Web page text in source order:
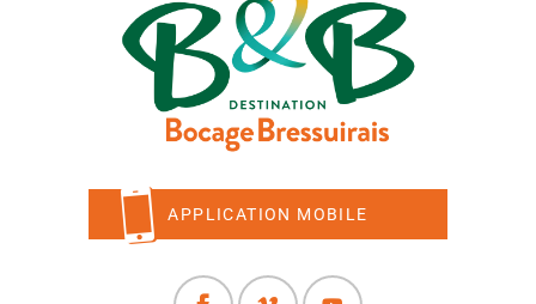
APPLICATION MOBILE